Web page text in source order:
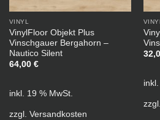
VINYL
VinylFloor Objekt Plus
Vinschgauer Bergahorn –
Nautico Silent
64,00 €
inkl. 19 % MwSt.
zzgl. Versandkosten
VINYL
zzgl.